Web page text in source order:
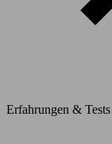
Erfahrungen & Tests